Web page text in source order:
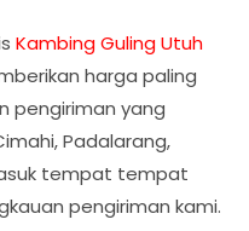
Kambing Guling Utuh
harga paling
pengiriman yang
Padalarang,
tempat tempat
pengiriman kami.